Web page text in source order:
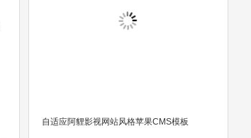
自适应阿貍影视网站风格苹果CMS模板